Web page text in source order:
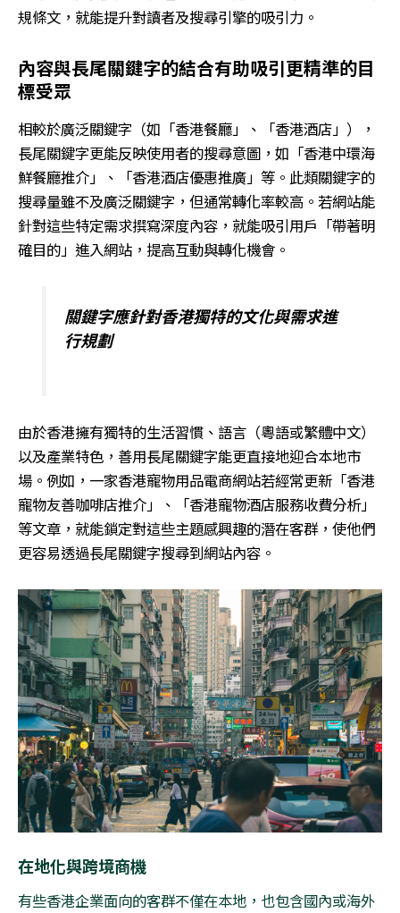
規條文，就能提升對讀者及搜尋引擎的吸引力。
內容與長尾關鍵字的結合有助吸引更精準的目
標受眾
相較於廣泛關鍵字（如「香港餐廳」、「香港酒店」），
長尾關鍵字更能反映使用者的搜尋意圖，如「香港中環海
鮮餐廳推介」、「香港酒店優惠推廣」等。此類關鍵字的
搜尋量雖不及廣泛關鍵字，但通常轉化率較高。若網站能
針對這些特定需求撰寫深度內容，就能吸引用戶「帶著明
確目的」進入網站，提高互動與轉化機會。
關鍵字應針對香港獨特的文化與需求進
行規劃
由於香港擁有獨特的生活習慣、語言（粵語或繁體中文）
以及產業特色，善用長尾關鍵字能更直接地迎合本地市
場。例如，一家香港寵物用品電商網站若經常更新「香港
寵物友善咖啡店推介」、「香港寵物酒店服務收費分析」
等文章，就能鎖定對這些主題感興趣的潛在客群，使他們
更容易透過長尾關鍵字搜尋到網站內容。
在地化與跨境商機
有些香港企業面向的客群不僅在本地，也包含國內或海外